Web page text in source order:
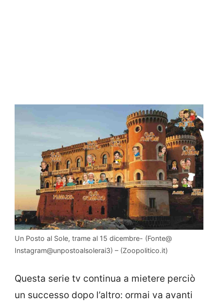
Un Posto al Sole, trame al 15 dicembre- (Fonte@
Instagram@unpostoalsolerai3) – (Zoopolitico.it)
Questa serie tv continua a mietere perciò
un successo dopo l’altro: ormai va avanti